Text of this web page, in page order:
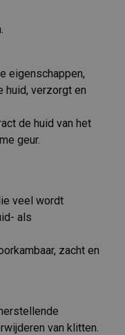
eigenschappen,
huid, verzorgt en
de huid van het
geur.
veel wordt
als
zacht en
van klitten.